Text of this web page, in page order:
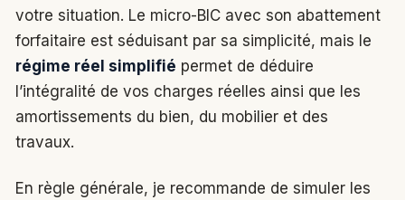
votre situation. Le micro-BIC avec son abattement
forfaitaire est séduisant par sa simplicité, mais le
régime réel simplifié permet de déduire
l’intégralité de vos charges réelles ainsi que les
amortissements du bien, du mobilier et des
travaux.
En règle générale, je recommande de simuler les